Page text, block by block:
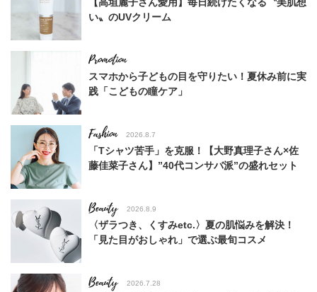
い〟のUVクリーム
スマホから子どもの目を守りたい！夏休み前に実
践「こどもの瞳ケア」
Fashion 2026.8.7
「Tシャツ苦手」を克服！【大野真理子さん×佐
藤佳菜子さん】”40代コンサバ派”の盛れセット
Beauty 2026.8.9
〈ザラつき、くすみetc.〉夏の肌悩みを解決！
「見た目がおしゃれ」で選ぶ最旬コスメ
Beauty 2026.7.28